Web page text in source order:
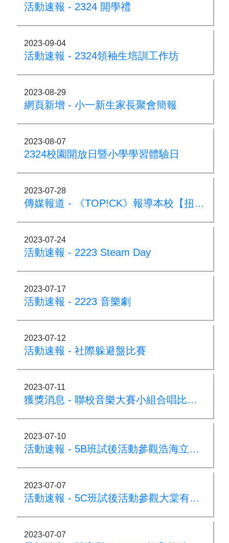
活動速報 - 2324 開學禮
2023-09-04
活動速報 - 2324領袖生培訓工作坊
2023-08-29
網頁新增 - 小一新生家長聚會簡報
2023-08-07
2324校園開放日暨小學學習體驗日
2023-07-28
傳媒報道 - 《TOP!CK》報導本校【扭計骰齊創世界紀錄】75週年活動
2023-07-24
活動速報 - 2223 Steam Day
2023-07-17
活動速報 - 2223 音樂劇
2023-07-12
活動速報 - 社際躲避盤比賽
2023-07-11
獲獎消息 - 聯校音樂大賽小組合唱比賽金獎
2023-07-10
活動速報 - 5B班試後活動參觀浩海立方·探游館
2023-07-07
活動速報 - 5C班試後活動參觀大棠有機生態園
2023-07-07